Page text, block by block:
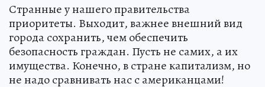
Странные у нашего правительства
приоритеты. Выходит, важнее внешний вид
города сохранить, чем обеспечить
безопасность граждан. Пусть не самих, а их
имущества. Конечно, в стране капитализм, но
не надо сравнивать нас с американцами!